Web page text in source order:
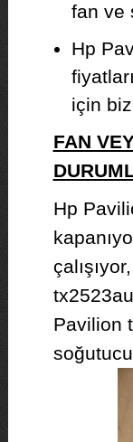
fan ve
Hp
için
FAN
Hp
Pavilion